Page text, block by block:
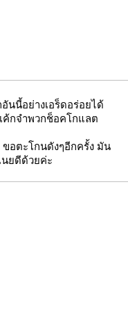
นนี้อย่างเอร็ดอร่อยได้
ค้กจำพวกช็อคโกแลต
ขอตะโกนดังๆอีกครั้ง มัน
ยดีด้วยค่ะ